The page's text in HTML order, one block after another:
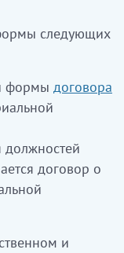
следующих
формы договора
договор о
и